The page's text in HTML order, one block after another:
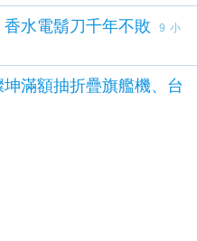
水電鬍刀千年不敗
9 小
滿額抽折疊旗艦機、台